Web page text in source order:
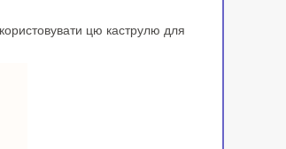
цю каструлю для